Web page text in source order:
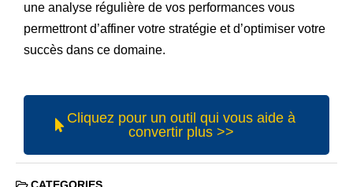
une analyse régulière de vos performances vous
permettront d’affiner votre stratégie et d’optimiser votre
succès dans ce domaine.
Cliquez pour un outil qui vous aide à
convertir plus >>